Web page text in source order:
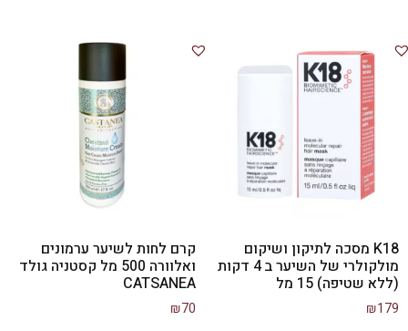
K18 מסכה לתיקון ושיקום
מולקולרי של השיער ב 4 דקות
(ללא שטיפה) 15 מל
₪179
קרם לחות לשיער ערמונים
ואלוורה 500 מל קסטניה גולד
CATSANEA
₪70